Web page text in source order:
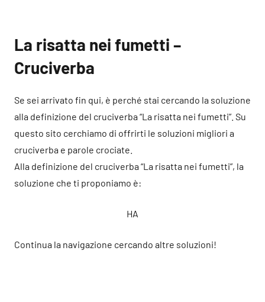
La risatta nei fumetti –
Cruciverba
Se sei arrivato fin qui, è perché stai cercando la soluzione
alla definizione del cruciverba “La risatta nei fumetti”. Su
questo sito cerchiamo di offrirti le soluzioni migliori a
cruciverba e parole crociate.
Alla definizione del cruciverba “La risatta nei fumetti”, la
soluzione che ti proponiamo è:
HA
Continua la navigazione cercando altre soluzioni!